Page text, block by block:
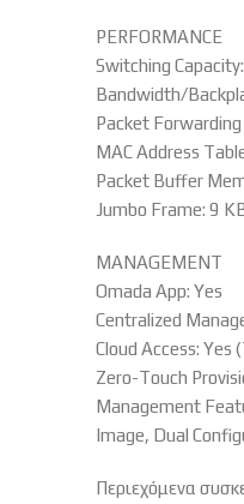
PERFORMANCE
Switching
Bandwidth/
Packet
MAC Address
Packet Buffer
Jumbo Frame: 9
MANAGEMENT
Omada App: Yes
Centralized
Cloud Access: Yes
Zero-Touch
Management
Image, Dual
Περιεχόμενα